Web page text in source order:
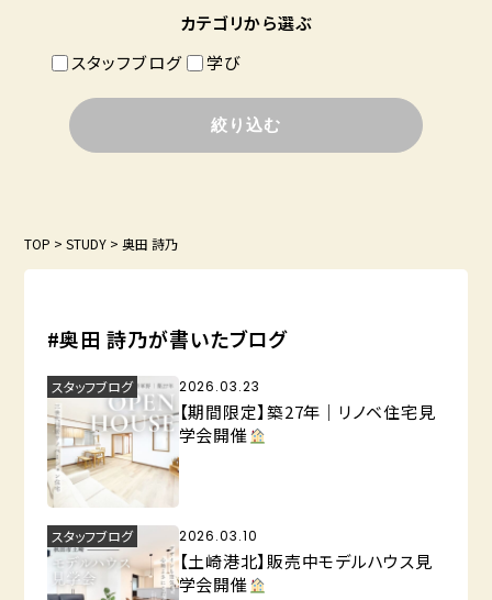
カテゴリから選ぶ
スタッフブログ
学び
TOP >STUDY >奥田 詩乃
#奥田 詩乃が書いたブログ
2026.03.23
【期間限定】築27年｜リノベ住宅見
学会開催
スタッフブログ
2026.03.10
【土崎港北】販売中モデルハウス見
学会開催
スタッフブログ